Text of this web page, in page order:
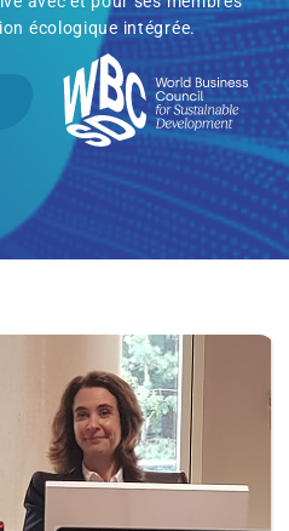
écologique intégrée.